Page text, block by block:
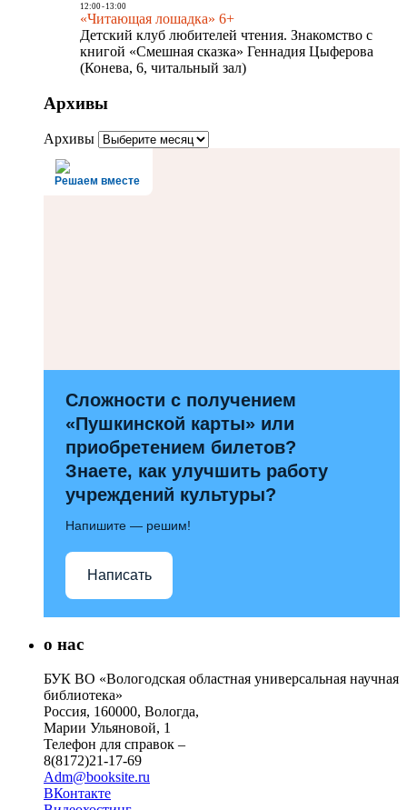
12:00- 13:00
«Читающая лошадка» 6+
Детский клуб любителей чтения. Знакомство с
книгой «Смешная сказка» Геннадия Цыферова
(Конева, 6, читальный зал)
Архивы
Архивы
Решаем вместе
Сложности с получением
«Пушкинской карты» или
приобретением билетов?
Знаете, как улучшить работу
учреждений культуры?
Напишите — решим!
Написать
о нас
БУК ВО «Вологодская областная универсальная научная
библиотека»
Россия, 160000, Вологда,
Марии Ульяновой, 1
Телефон для справок –
8(8172)21-17-69
Adm@booksite.ru
ВКонтакте